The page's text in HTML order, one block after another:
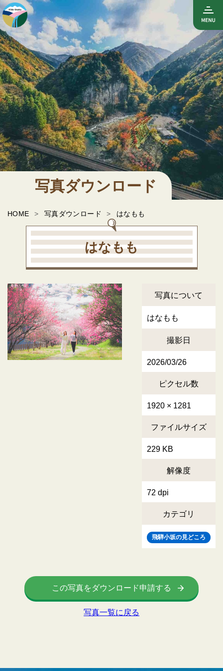
写真ダウンロード
HOME 写真ダウンロード はなもも
はなもも
写真について
はなもも
撮影日
2026/03/26
ピクセル数
1920 × 1281
ファイルサイズ
229 KB
解像度
72 dpi
カテゴリ
飛騨小坂の見どころ
この写真をダウンロード申請する
写真一覧に戻る